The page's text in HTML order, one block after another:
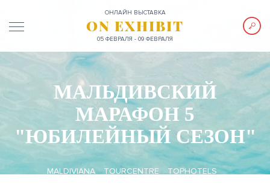
ОНЛАЙН ВЫСТАВКА
ON EXHIBIT
05 ФЕВРАЛЯ - 09 ФЕВРАЛЯ
МАЛЬДИВСКИЙ
МАРАФОН 5
"ЮБИЛЕЙНЫЙ СЕЗОН"
MALDIVIANA TOURCENTRE
TOPHOTELS